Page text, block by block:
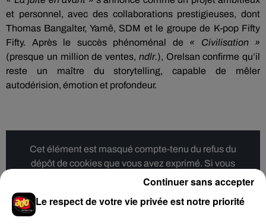
et personnel, avec des collaborations prestigieuses, dont
Thomas Bangalter, Yamê, SDM et le groupe de K-pop Fifty
Fifty. Après le succès phénoménal de « Civilisation »
(presque un million de ventes, ndlr.), Orelsan confirme qu’il
reste un maître du storytelling, capable de mêler
autodérision, émotion et profondeur.
Cet élément est masqué compte-tenu du refus du
dépôt de cookies que vous avez exprimé. Si vous
souhaitez l'afficher, merci de nous donner votre accord
Le respect de votre vie privée est notre priorité
Continuer sans accepter